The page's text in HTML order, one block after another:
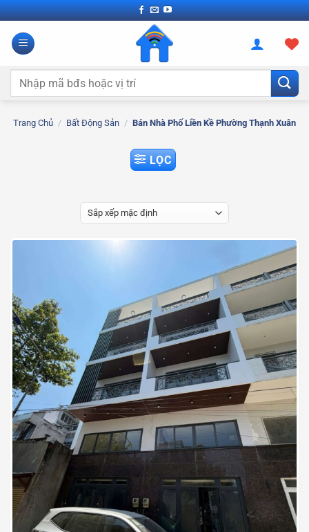
Bỏ
qua
nội
Tìm
Trang Chủ / Bất Động Sản / Bán Nhà Phố Liền Kề Phường Thạnh Xuân
LỌC